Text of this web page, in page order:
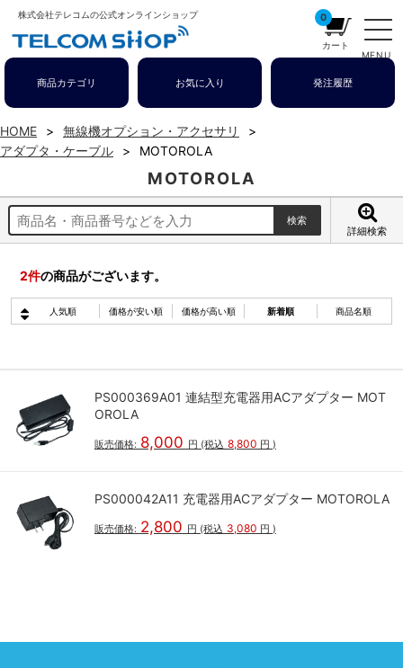
株式会社テレコムの公式オンラインショップ
MENU
0
カート
商品カテゴリ お気に入り 発注履歴
HOME
無線機オプション・アクセサリ
アダプタ・ケーブル
MOTOROLA
MOTOROLA
詳細検索
2件の商品がございます。
人気順 価格が安い順 価格が高い順 新着順 商品名順
PS000369A01 連結型充電器用ACアダプター MOT
OROLA
販売価格: 8,000 円 (税込 8,800 円 )
PS000042A11 充電器用ACアダプター MOTOROLA
販売価格: 2,800 円 (税込 3,080 円 )